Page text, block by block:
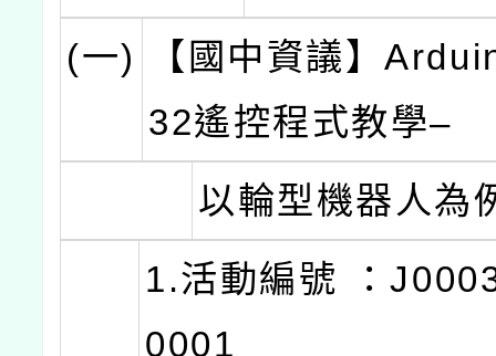
(一)
【國中資議】
32遙控程式教學–
以輪型機器人為
1.活動編號 ：
0001